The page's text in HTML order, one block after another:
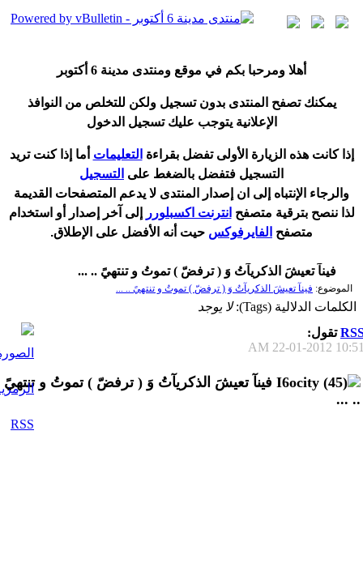
هلا ومرحبا بكم في موقع ومنتدى مدينة 6 أكتوبر
يمكنك تصفح المنتدى بدون تسجيل ولكن للتخلص من النوافذ
الإعلانية يتوجب عليك تسجيل الدخول
إذا كانت هذه الزيارة الأولى تفضل بقراءة التعليمات ما إذا كنت تريد
التسجيل فتفضل بالضغط على التسجيل
والرجاء الإنتباه إلى ان إصدار المنتدى لا يدعم المتصفحات القديمة
لذا ننصح بترقية متصفح انترنت اكسبلورر إلى آخر إصدار أو استخدام
متصفح الفايرفوكس حيت نه الأفضل على الإطلاق.
فينآ تعيشَ الذكريآتُ وَ ( ترفضّ ) تموتُ و تنتهيً .. ...
الموضوع: فينآ تعيشَ الذكريآتُ وَ ( ترفضّ ) تموتُ و تنتهيً .. ...
الكلمات الدلالية (Tags):
لا يوجد
تقول:
22-01-2012 10:51
فينآ تعيشَ الذكريآتُ وَ ( ترفضّ ) تموتُ و تنتهيً
.. ...